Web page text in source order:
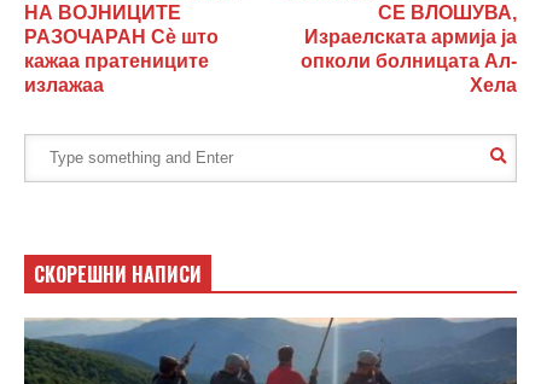
НА ВОЈНИЦИТЕ
РАЗОЧАРАН Сè што
кажаа пратениците
излажаа
СЕ ВЛОШУВА,
Израелската армија ја
опколи болницата Ал-
Хела
СКОРЕШНИ НАПИСИ